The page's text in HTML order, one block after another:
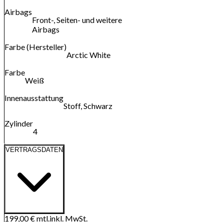
Airbags
Front-, Seiten- und weitere
Airbags
Farbe (Hersteller)
Arctic White
Farbe
Weiß
Innenausstattung
Stoff, Schwarz
Zylinder
4
VERTRAGSDATEN
199,00 €mtl.inkl. MwSt.